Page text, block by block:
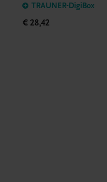
TRAUNER-DigiBox
€ 28,42